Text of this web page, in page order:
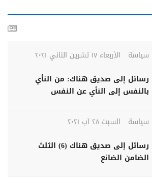
سياسة
الأربعاء ١٧ تشرين الثاني ٢٠٢١
رسائل إلى صديق هناك: من النأي
بالنفس إلى النأي عن النفس
سياسة
السبت ٢٨ آب ٢٠٢١
رسائل إلى صديق هناك (6) الثلث
الضامن الضائع